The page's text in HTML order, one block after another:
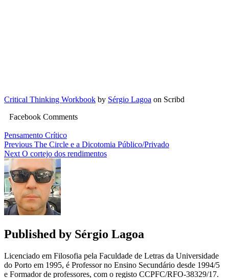
Critical Thinking Workbook by Sérgio Lagoa on Scribd
Facebook Comments
Pensamento Crítico
Navegação
de
artigos
Previous The Circle e a Dicotomia Público/Privado
Next O cortejo dos rendimentos
Published by Sérgio Lagoa
Licenciado em Filosofia pela Faculdade de Letras da Universidade
do Porto em 1995, é Professor no Ensino Secundário desde 1994/5
e Formador de professores, com o registo CCPFC/RFO-38329/17.